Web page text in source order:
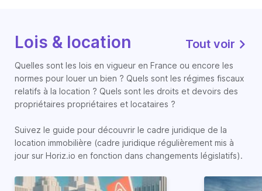
Lois & location Tout voir
Quelles sont les lois en vigueur en France ou encore les
normes pour louer un bien ? Quels sont les régimes fiscaux
relatifs à la location ? Quels sont les droits et devoirs des
propriétaires propriétaires et locataires ?
Suivez le guide pour découvrir le cadre juridique de la
location immobilière (cadre juridique régulièrement mis à
jour sur Horiz.io en fonction dans changements législatifs).